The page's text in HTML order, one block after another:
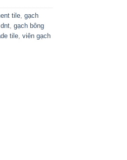
tile, gạch
, gạch bông
tile, viên gạch